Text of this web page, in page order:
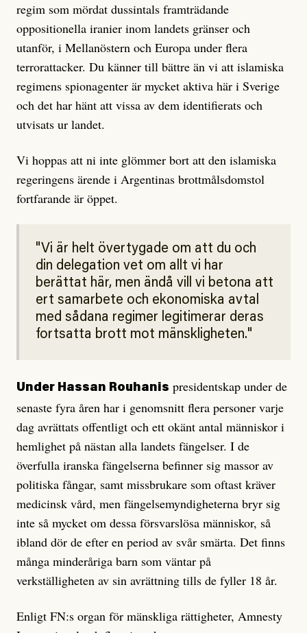
regim som mördat dussintals framträdande
oppositionella iranier inom landets gränser och
utanför, i Mellanöstern och Europa under flera
terrorattacker. Du känner till bättre än vi att islamiska
regimens spionagenter är mycket aktiva här i Sverige
och det har hänt att vissa av dem identifierats och
utvisats ur landet.
Vi hoppas att ni inte glömmer bort att den islamiska
regeringens ärende i Argentinas brottmålsdomstol
fortfarande är öppet.
Vi är helt övertygade om att du och
din delegation vet om allt vi har
berättat här, men ändå vill vi betona att
ert samarbete och ekonomiska avtal
med sådana regimer legitimerar deras
fortsatta brott mot mänskligheten.
Under Hassan Rouhanis presidentskap under de
senaste fyra åren har i genomsnitt flera personer varje
dag avrättats offentligt och ett okänt antal människor i
hemlighet på nästan alla landets fängelser. I de
överfulla iranska fängelserna befinner sig massor av
politiska fångar, samt missbrukare som oftast kräver
medicinsk vård, men fängelsemyndigheterna bryr sig
inte så mycket om dessa försvarslösa människor, så
ibland dör de efter en period av svår smärta. Det finns
många minderåriga barn som väntar på
verkställigheten av sin avrättning tills de fyller 18 år.
Enligt FN:s organ för mänskliga rättigheter, Amnesty